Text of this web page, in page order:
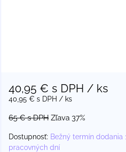
40,95 € s DPH / ks
40,95 € s DPH / ks
65 €s DPH Zľava 37%
Dostupnosť: Bežný termín dodania
pracovných dní